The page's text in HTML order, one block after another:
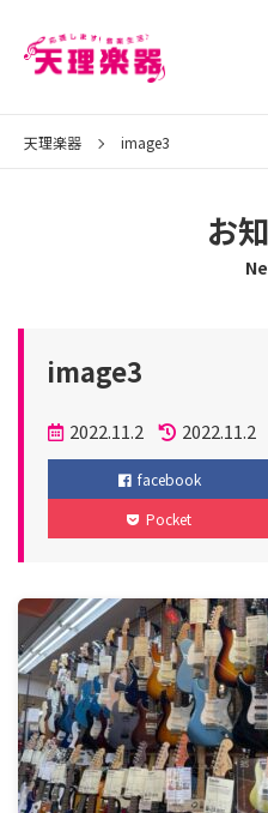
天理楽器 image3
お
image3
投
稿
日
2022.11.2
更
新
2022.11.2
facebook
Pocket